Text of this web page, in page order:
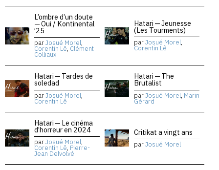
L’ombre d’un doute
— Oui / Kontinental
’25
parJosué Morel,
Corentin Lê, Clément
Colliaux
Hatari — Jeunesse
(Les Tourments)
parJosué Morel,
Corentin Lê
Hatari — Tardes de
soledad
parJosué Morel,
Corentin Lê
Hatari — The
Brutalist
parJosué Morel, Marin
Gérard
Hatari — Le cinéma
d’horreur en 2024
parJosué Morel,
Corentin Lê, Pierre-
Jean Delvolvé
Critikat a vingt ans
parJosué Morel